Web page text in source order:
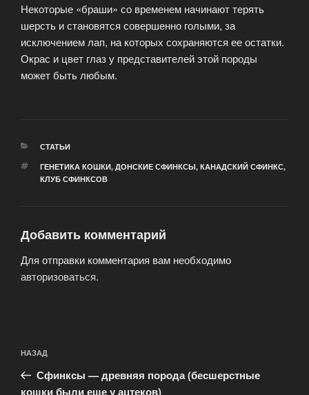
Некоторые «браши» со временем начинают терять
шерсть и становятся совершенно голыми, за
исключением лап, на которых сохраняются ее остатки.
Окрас и цвет глаз у представителей этой породы
может быть любым.
РУБРИКИ
СТАТЬИ
МЕТКИ
ГЕНЕТИКА КОШКИ, ДОНСКИЕ СФИНКСЫ, КАНАДСКИЙ СФИНКС,
КЛУБ СФИНКСОВ
Добавить комментарий
Для отправки комментария вам необходимо
авторизоваться.
по
записям
Предыдущая
запись:
НАЗАД
Сфинксы — древняя порода (бесшерстные
кошки были еще у ацтеков)